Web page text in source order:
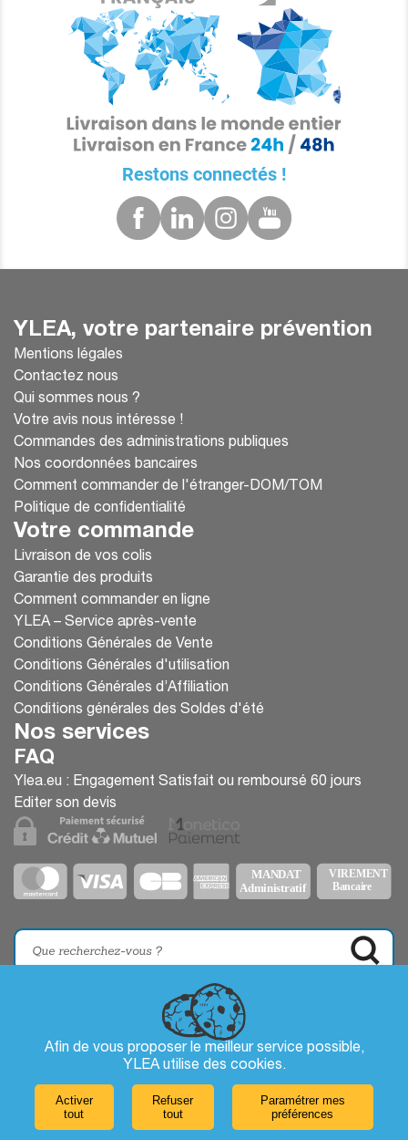
Laissez-nous un message
Afin de vous proposer le meilleur service possible,
YLEA utilise des cookies.
Activer
tout
Refuser
tout
Paramétrer mes
préférences
Restons connectés !
YLEA, votre partenaire prévention
Mentions légales
Contactez nous
Qui sommes nous ?
Votre avis nous intéresse !
Commandes des administrations publiques
Nos coordonnées bancaires
Comment commander de l'étranger-DOM/TOM
Politique de confidentialité
Votre commande
Livraison de vos colis
Garantie des produits
Comment commander en ligne
YLEA – Service après-vente
Conditions Générales de Vente
Conditions Générales d'utilisation
Conditions Générales d’Affiliation
Conditions générales des Soldes d'été
Nos services
FAQ
Ylea.eu : Engagement Satisfait ou remboursé 60 jours
Editer son devis